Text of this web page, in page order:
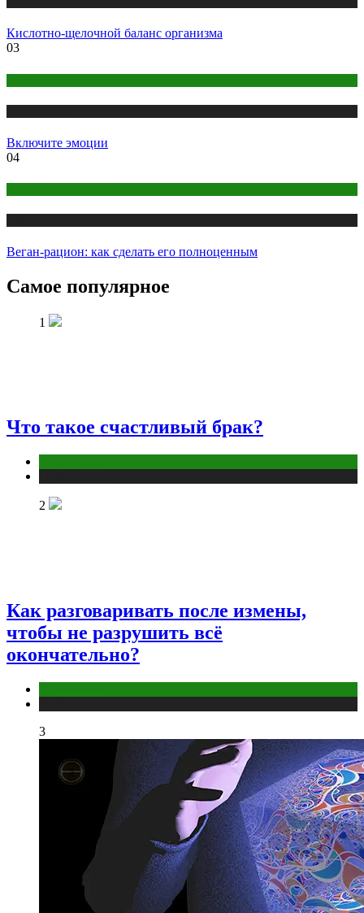
Кислотно-щелочной баланс организма
03
Включите эмоции
04
Веган-рацион: как сделать его полноценным
Самое популярное
1
Что такое счастливый брак?
2
Как разговаривать после измены,
чтобы не разрушить всё
окончательно?
3